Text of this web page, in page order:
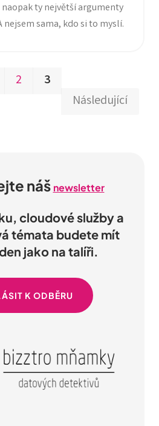
ty největší argumenty
nejsem sama, kdo si to myslí.
2
3
Následující
nášnewsletter
cloudové služby a
témata budete mít
jako na talíři.
K ODBĚRU